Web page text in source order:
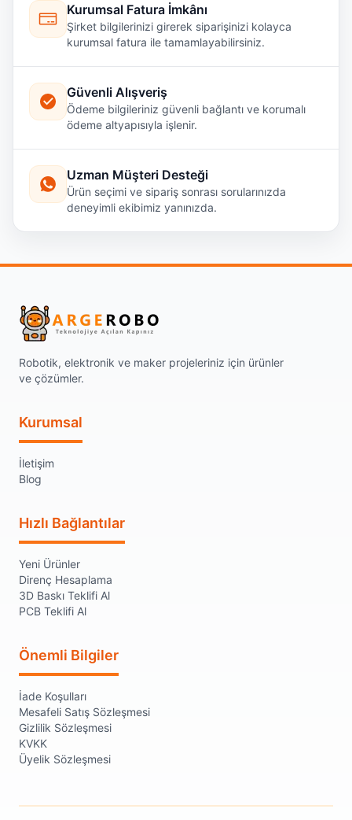
Kurumsal Fatura İmkânı
Şirket bilgilerinizi girerek siparişinizi kolayca
kurumsal fatura ile tamamlayabilirsiniz.
Güvenli Alışveriş
Ödeme bilgileriniz güvenli bağlantı ve korumalı
ödeme altyapısıyla işlenir.
Uzman Müşteri Desteği
Ürün seçimi ve sipariş sonrası sorularınızda
deneyimli ekibimiz yanınızda.
Robotik, elektronik ve maker projeleriniz için ürünler
ve çözümler.
Kurumsal
İletişim
Blog
Hızlı Bağlantılar
Yeni Ürünler
Direnç Hesaplama
3D Baskı Teklifi Al
PCB Teklifi Al
Önemli Bilgiler
İade Koşulları
Mesafeli Satış Sözleşmesi
Gizlilik Sözleşmesi
KVKK
Üyelik Sözleşmesi